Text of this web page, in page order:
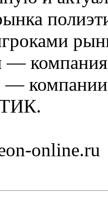
—
—
online.ru